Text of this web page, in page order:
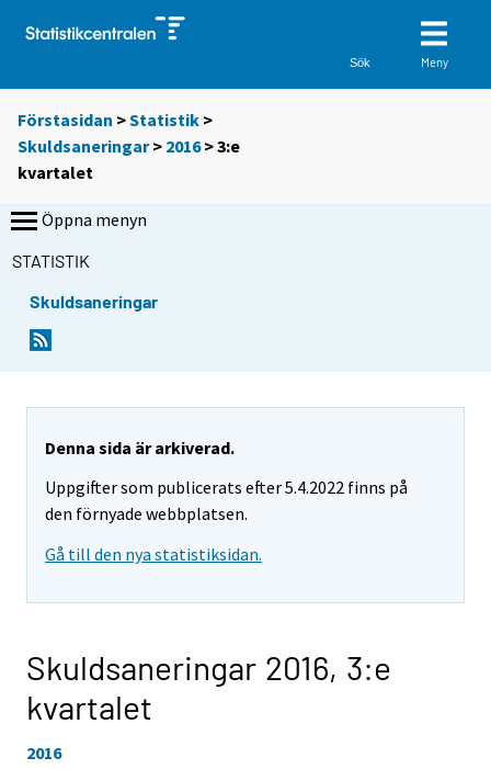
Sök Meny
Förstasidan >Statistik >
Skuldsaneringar> 2016>3:e
kvartalet
Öppna menyn
STATISTIK
Skuldsaneringar
Denna sida är arkiverad.
Uppgifter som publicerats efter 5.4.2022 finns på
den förnyade webbplatsen.
Gå till den nya statistiksidan.
Skuldsaneringar 2016, 3:e
kvartalet
2016